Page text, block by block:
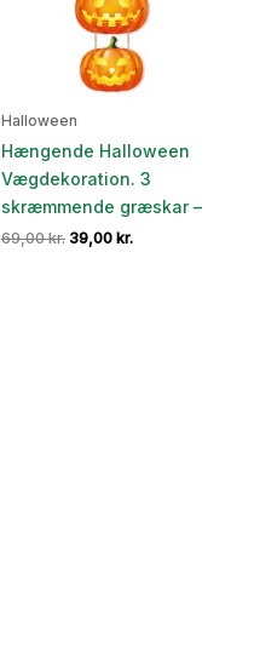
Halloween
Hængende Halloween
Vægdekoration. 3
skræmmende græskar –
69,00kr. Den
39,00 kr.Den